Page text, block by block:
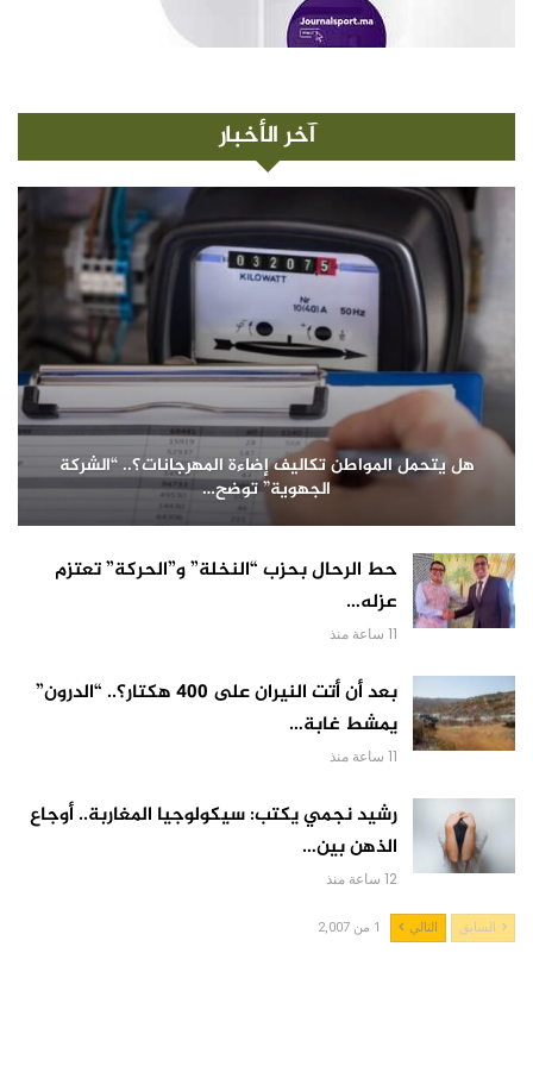
آخر الأخبار
هل يتحمل المواطن تكاليف إضاءة المهرجانات؟.. “الشركة
الجهوية” توضح…
حط الرحال بحزب “النخلة” و”الحركة” تعتزم
عزله…
11 ساعة منذ
بعد أن أتت النيران على 400 هكتار؟.. “الدرون”
يمشط غابة…
11 ساعة منذ
رشيد نجمي يكتب: سيكولوجيا المغاربة.. أوجاع
الذهن بين…
12 ساعة منذ
السابق التالي 1 من 2,007